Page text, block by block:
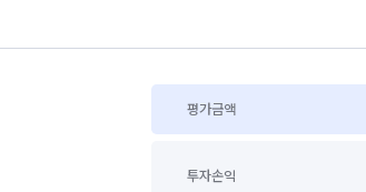
평가금액
투자손익